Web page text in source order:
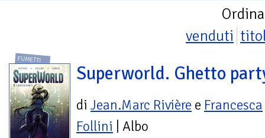
venduti
FUMETTI
Superworld. Ghetto
di Jean.Marc Rivière e Francesca
Follini | Albo